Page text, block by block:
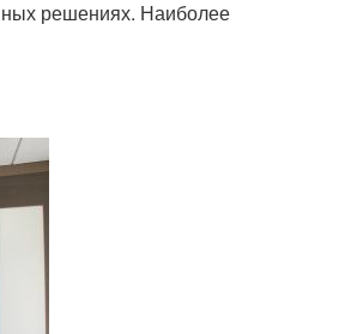
решениях. Наиболее